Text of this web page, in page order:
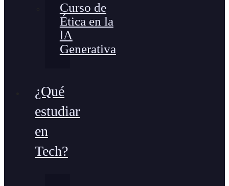
Curso de
Ética en la
lA
Generativa
¿Qué
estudiar
en
Tech?